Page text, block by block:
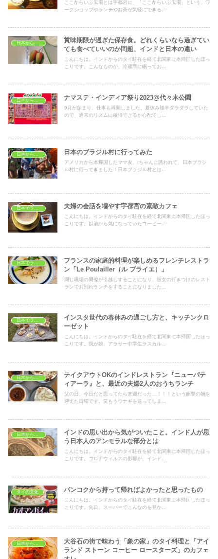
ここからいふ広場とは宇都宮に、「ここからいふ広場」という、ワ
ークショップやランチやお茶が気軽にできる...
賞味期限が過ぎた保存食。どれくらいなら過ぎてい
ても食べていいのか問題、インドと日本の違い
こんにちは。インドからのタイ駐在を経て北関東に本帰国したほっ
こりです。こんなものが、冷蔵庫に眠ってお...
ナマステ・インディア祭り2023@代々木公園
9月が始まり、仕事も再開しました。夏休み後半ダラダラしていた
ので、通常のリズムに復帰できるか心配でし...
日本のブラジル村に行ってみた
アメリカから本帰国したママ友、Iちゃんに誘われて、日本ブラジ
ル村に行ってきました！日本ブラジル村とは...
日本でランチ 夫婦の会話を増やす宇都宮の素敵カフェ
こんにちは。インドからのタイ駐在を経て北関東に本帰国したほっ
こりです。以前から気になっていたコーヒー...
フランスの家庭的料理が楽しめるフレンチレストラ
ン「Le Poulailler（ル プライエ）」
同じ職場の同僚が引越しすることになり、彼女の行きつけのレスト
ランでお別れランチをすることになりました...
インスタ世代の春休みの過ごし方と、キッチンクロ
ーゼット
こんにちは。インドからのタイ駐在を経て北関東に本帰国したほっ
こりです。我が娘、アラサー中学生ラスカル...
テイクアウトOKのインドレストラン『ニューパテ
ィアーラ』と、最近の夫婦2人のおうちランチ
父の日、今日だと思ってたら来週だった…！！！という衝撃の朝を
迎えた日曜です。笑もうウナギを送ってしま...
日本から見たインド
インドの思い出から気がついたこと。インド人が思
う日本人のアンモラルな部分とは
こんにちは。インドからのタイ駐在を経て北関東に本帰国したほっ
こりです。コロナウィルスの影響が、インド...
タイの文化 バンコクから持って帰ればよかったと思ったもの
こんにちは。インドからのタイ駐在を経て北関東に本帰国したほっ
こりです。先日、スーパーでこんなのを見か...
日本から見たタイ
大谷石の街で味わう「象の家」のタイ料理と「アイ
ランド ストーン コーヒー ロースターズ」のカフェ